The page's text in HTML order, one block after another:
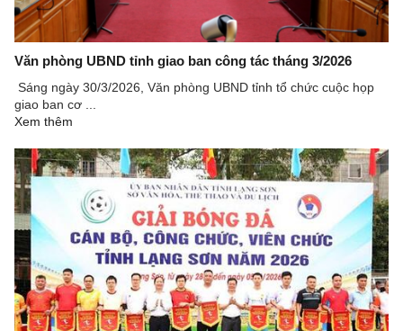
Văn phòng UBND tỉnh giao ban công tác tháng 3/2026
Sáng ngày 30/3/2026, Văn phòng UBND tỉnh tổ chức cuộc họp
giao ban cơ ...
Xem thêm